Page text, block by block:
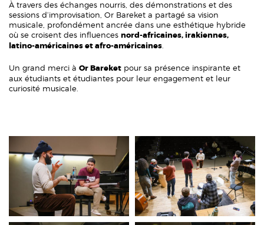
À travers des échanges nourris, des démonstrations et des
sessions d’improvisation, Or Bareket a partagé sa vision
musicale, profondément ancrée dans une esthétique hybride
où se croisent des influences nord-africaines, irakiennes,
latino-américaines et afro-américaines.
Un grand merci à Or Bareket pour sa présence inspirante et
aux étudiants et étudiantes pour leur engagement et leur
curiosité musicale.